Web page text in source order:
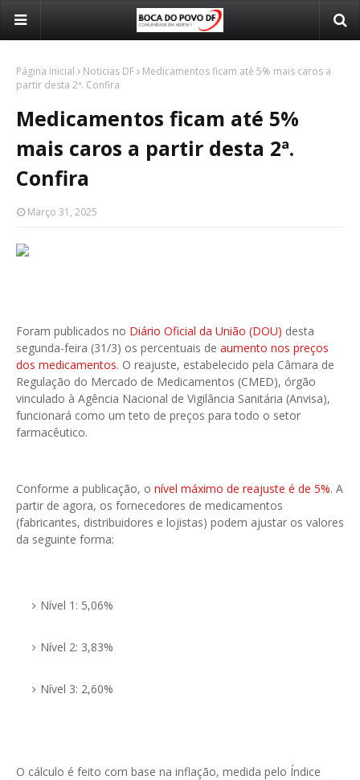
Página inicial Noticias DF
Medicamentos ficam até 5% mais caros a
partir desta 2ª. Confira
Medicamentos ficam até 5%
mais caros a partir desta 2ª.
Confira
Março 31, 2025
Foram publicados no Diário Oficial da União (DOU) desta
segunda-feira (31/3) os percentuais de aumento nos preços
dos medicamentos. O reajuste, estabelecido pela Câmara de
Regulação do Mercado de Medicamentos (CMED), órgão
vinculado à Agência Nacional de Vigilância Sanitária (Anvisa),
funcionará como um teto de preços para todo o setor
farmacêutico.
Conforme a publicação, o nível máximo de reajuste é de 5%. A
partir de agora, os fornecedores de medicamentos
(fabricantes, distribuidores e lojistas) podem ajustar os valores
da seguinte forma:
Nível 1: 5,06%
Nível 2: 3,83%
Nível 3: 2,60%
O cálculo é feito com base na inflação, medida pelo Índice